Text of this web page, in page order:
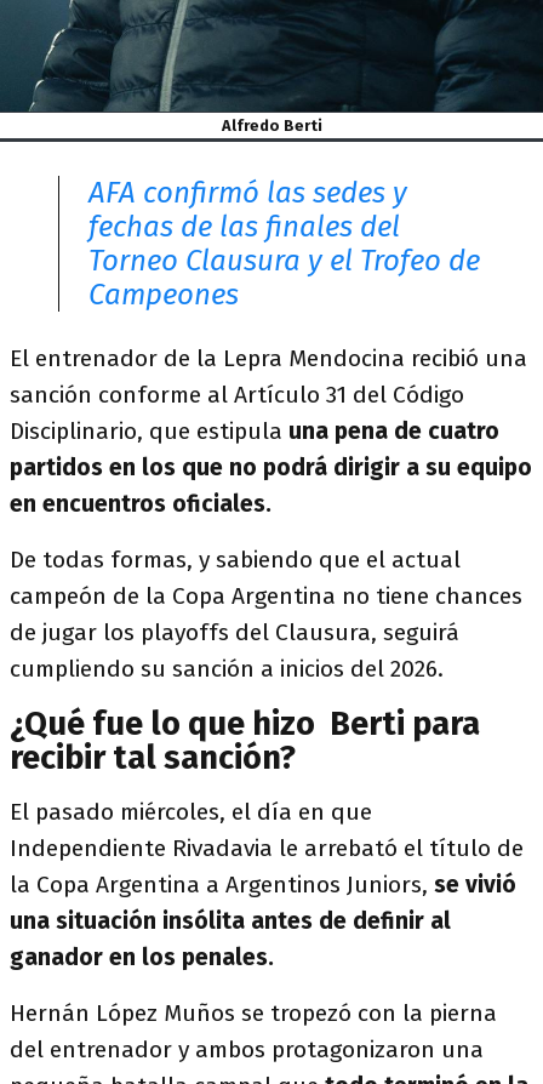
Alfredo Berti
AFA confirmó las sedes y
fechas de las finales del
Torneo Clausura y el Trofeo de
Campeones
El entrenador de la Lepra Mendocina recibió una
sanción conforme al Artículo 31 del Código
Disciplinario, que estipula una pena de cuatro
partidos en los que no podrá dirigir a su equipo
en encuentros oficiales.
De todas formas, y sabiendo que el actual
campeón de la Copa Argentina no tiene chances
de jugar los playoffs del Clausura, seguirá
cumpliendo su sanción a inicios del 2026.
¿Qué fue lo que hizo Berti para
recibir tal sanción?
El pasado miércoles, el día en que
Independiente Rivadavia le arrebató el título de
la Copa Argentina a Argentinos Juniors, se vivió
una situación insólita antes de definir al
ganador en los penales.
Hernán López Muños se tropezó con la pierna
del entrenador y ambos protagonizaron una